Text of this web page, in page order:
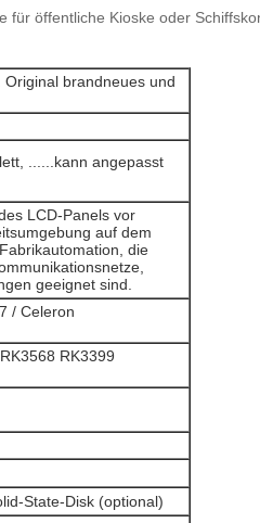
öffentliche Kioske oder
Original brandneues und
......kann angepasst
LCD-Panels vor
auf dem
die
geeignet sind.
/ Celeron
RK3399
State-Disk (optional)